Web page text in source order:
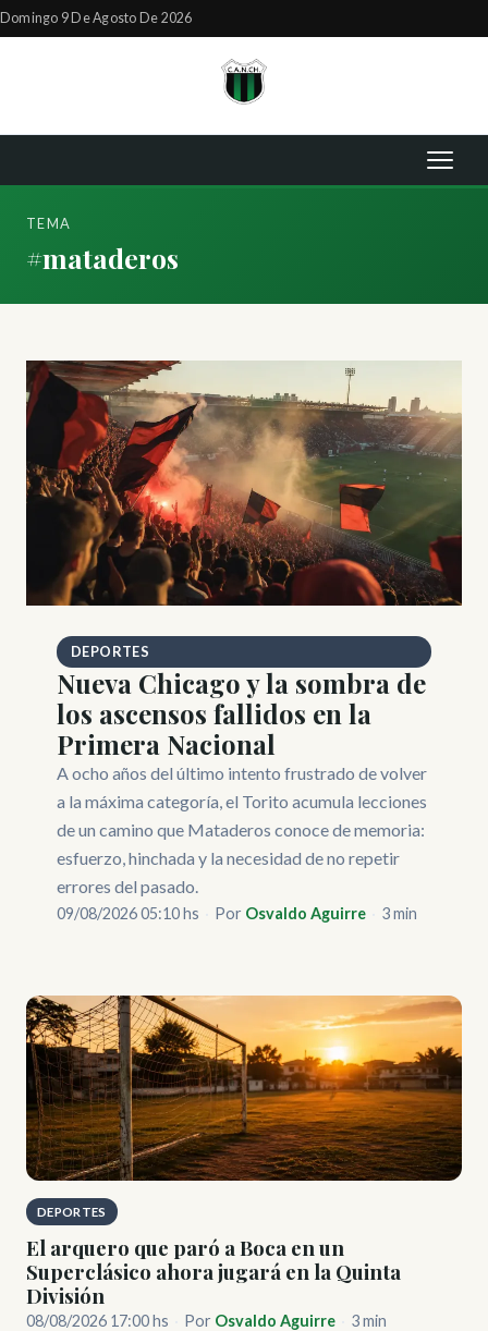
Domingo 9 De Agosto De 2026
TEMA
#mataderos
DEPORTES
Nueva Chicago y la sombra de
los ascensos fallidos en la
Primera Nacional
A ocho años del último intento frustrado de volver
a la máxima categoría, el Torito acumula lecciones
de un camino que Mataderos conoce de memoria:
esfuerzo, hinchada y la necesidad de no repetir
errores del pasado.
09/08/2026 05:10 hs Por Osvaldo Aguirre 3 min
DEPORTES
El arquero que paró a Boca en un
Superclásico ahora jugará en la Quinta
División
08/08/2026 17:00 hs Por Osvaldo Aguirre 3 min